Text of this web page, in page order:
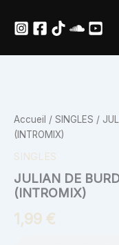
Accueil / SINGLES /
(INTROMIX)
SINGLES
JULIAN DE
(INTROMIX)
1,99 €
DE
BURDEOS
-
GALLERA
NINJA
(INTROMIX)